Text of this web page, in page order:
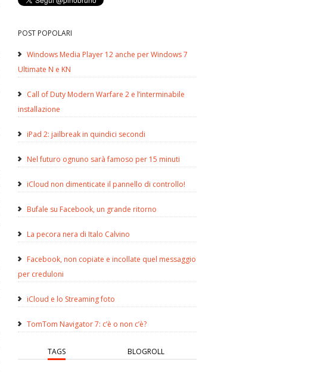
POST POPOLARI
Windows Media Player 12 anche per Windows 7
Ultimate N e KN
Call of Duty Modern Warfare 2 e l’interminabile
installazione
iPad 2: jailbreak in quindici secondi
Nel futuro ognuno sarà famoso per 15 minuti
iCloud non dimenticate il pannello di controllo!
Bufale su Facebook, un grande ritorno
La pecora nera di Italo Calvino
Facebook, non copiate e incollate quel messaggio
per creduloni
iCloud e lo Streaming foto
TomTom Navigator 7: c’è o non c’è?
TAGS BLOGROLL